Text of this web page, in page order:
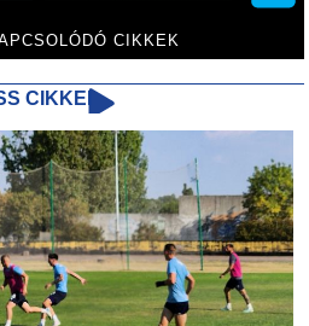
CIKKEK
CIKKEI